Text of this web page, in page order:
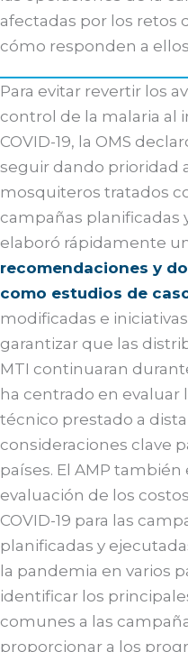
afectadas por los retos
cómo responden a
Para evitar revertir los
control de la malaria al
COVID-19, la OMS
seguir dando prioridad
mosquiteros tratados
campañas planificadas
elaboró rápidamente
recomendaciones y
como estudios de
modificadas e
garantizar que las
MTI continuaran
ha centrado en evaluar
técnico prestado a
consideraciones clave
países. El AMP
evaluación de los
COVID-19 para las
planificadas y
la pandemia en varios
identificar los
comunes a las
proporcionar a los